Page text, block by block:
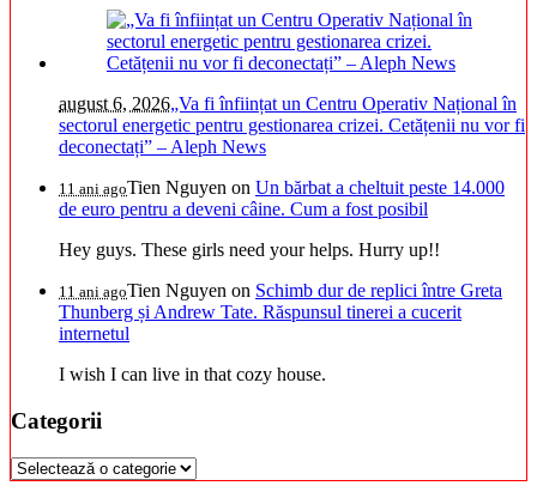
august 6, 2026„Va fi înființat un Centru Operativ Național în
sectorul energetic pentru gestionarea crizei. Cetățenii nu vor fi
deconectați” – Aleph News
11 ani agoTien Nguyen on Un bărbat a cheltuit peste 14.000
de euro pentru a deveni câine. Cum a fost posibil
Hey guys. These girls need your helps. Hurry up!!
11 ani agoTien Nguyen on Schimb dur de replici între Greta
Thunberg și Andrew Tate. Răspunsul tinerei a cucerit
internetul
I wish I can live in that cozy house.
Categorii
Categorii